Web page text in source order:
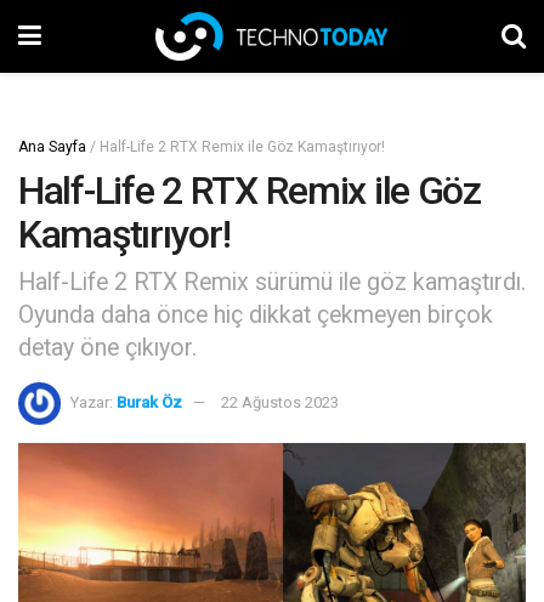
Ana Sayfa / Half-Life 2 RTX Remix ile Göz Kamaştırıyor!
Half-Life 2 RTX Remix ile Göz
Kamaştırıyor!
Half-Life 2 RTX Remix sürümü ile göz kamaştırdı.
Oyunda daha önce hiç dikkat çekmeyen birçok
detay öne çıkıyor.
Yazar: Burak Öz 22 Ağustos 2023